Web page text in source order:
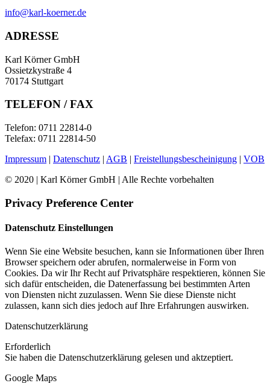
info@karl-koerner.de
ADRESSE
Karl Körner GmbH
Ossietzkystraße 4
70174 Stuttgart
TELEFON / FAX
Telefon: 0711 22814-0
Telefax: 0711 22814-50
Impressum | Datenschutz | AGB | Freistellungsbescheinigung | VOB
© 2020 | Karl Körner GmbH | Alle Rechte vorbehalten
Privacy Preference Center
Datenschutz Einstellungen
Wenn Sie eine Website besuchen, kann sie Informationen über Ihren
Browser speichern oder abrufen, normalerweise in Form von
Cookies. Da wir Ihr Recht auf Privatsphäre respektieren, können Sie
sich dafür entscheiden, die Datenerfassung bei bestimmten Arten
von Diensten nicht zuzulassen. Wenn Sie diese Dienste nicht
zulassen, kann sich dies jedoch auf Ihre Erfahrungen auswirken.
Datenschutzerklärung
Erforderlich
Sie haben die Datenschutzerklärung gelesen und aktzeptiert.
Google Maps